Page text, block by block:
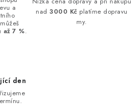
a
až 7 %.
nad3000 Kč platíme dopravu
my.
den